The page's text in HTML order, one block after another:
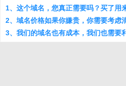
1、这个域名，您真正需要吗？买了用
2、域名价格如果你嫌贵，你需要考虑
3、我们的域名也有成本，我们也需要